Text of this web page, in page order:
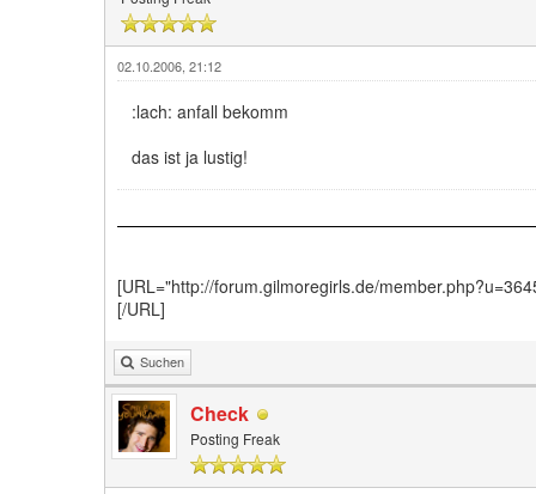
02.10.2006, 21:12
:lach: anfall bekomm
das ist ja lustig!
[URL="http://forum.gilmoregirls.de/
[/URL]
Suchen
Check
Posting Freak